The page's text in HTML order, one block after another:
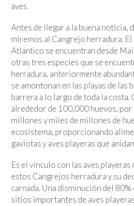
aves.
Antes de llegar a la buena noticia,
miremos al Cangrejo herradura.
Atlántico se encuentran desde
otras tres especies que se
herradura, anteriormente
se amontonan en las playas de las
barrera a lo largo de toda la costa.
alrededor de 100,000 huevos,
millones y miles de millones de
ecosistema, proporcionando
gaviotas y aves playeras que
Es el vínculo con las aves
estos Cangrejos herradura y su
carnada. Una disminución del
sitios importantes de aves